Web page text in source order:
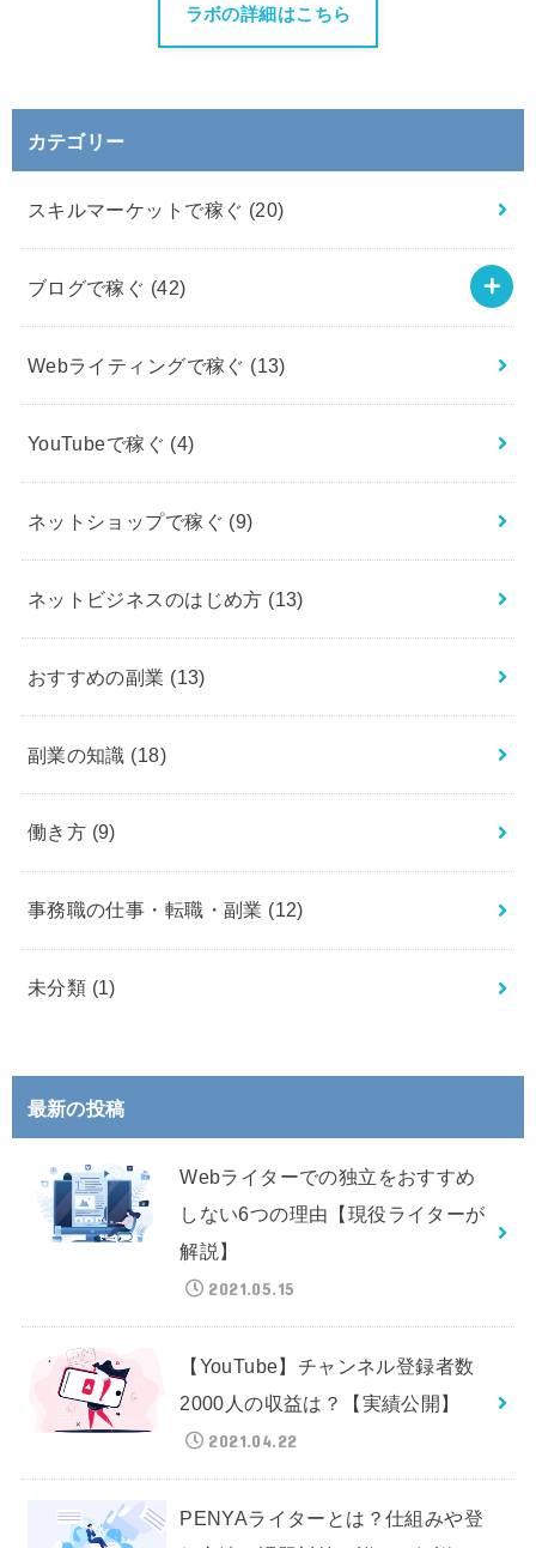
ラボの詳細はこちら
カテゴリー
スキルマーケットで稼ぐ (20)
ブログで稼ぐ (42)
Webライティングで稼ぐ (13)
YouTubeで稼ぐ (4)
ネットショップで稼ぐ (9)
ネットビジネスのはじめ方 (13)
おすすめの副業 (13)
副業の知識 (18)
働き方 (9)
事務職の仕事・転職・副業 (12)
未分類 (1)
最新の投稿
Webライターでの独立をおすすめ
しない6つの理由【現役ライターが
解説】
2021.05.15
【YouTube】チャンネル登録者数
2000人の収益は？【実績公開】
2021.04.22
PENYAライターとは？仕組みや登